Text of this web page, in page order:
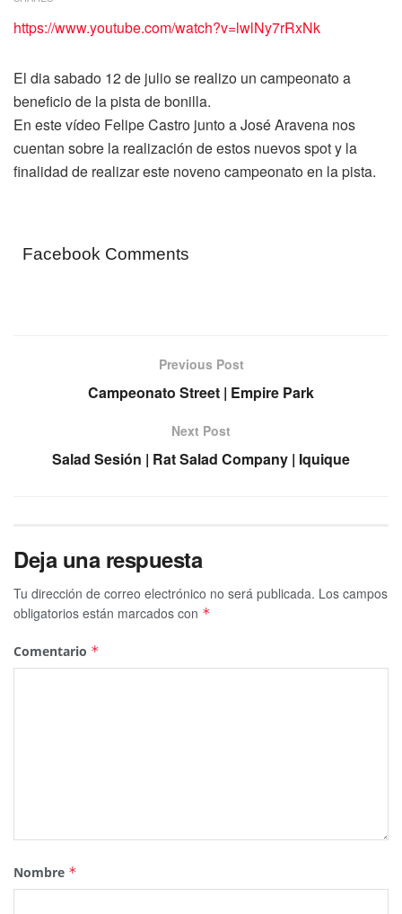
https://www.youtube.com/watch?v=lwlNy7rRxNk
El dia sabado 12 de julio se realizo un campeonato a
beneficio de la pista de bonilla.
En este vídeo Felipe Castro junto a José Aravena nos
cuentan sobre la realización de estos nuevos spot y la
finalidad de realizar este noveno campeonato en la pista.
Facebook Comments
Previous Post
Campeonato Street | Empire Park
Next Post
Salad Sesión | Rat Salad Company | Iquique
Deja una respuesta
Tu dirección de correo electrónico no será publicada. Los campos
obligatorios están marcados con *
Comentario *
Nombre *